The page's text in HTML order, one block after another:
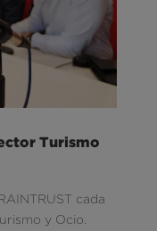
Turismo
cada
y Ocio.